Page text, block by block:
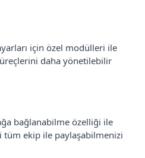
için özel modülleri ile
daha yönetilebilir
bağlanabilme özelliği ile
tüm ekip ile paylaşabilmenizi